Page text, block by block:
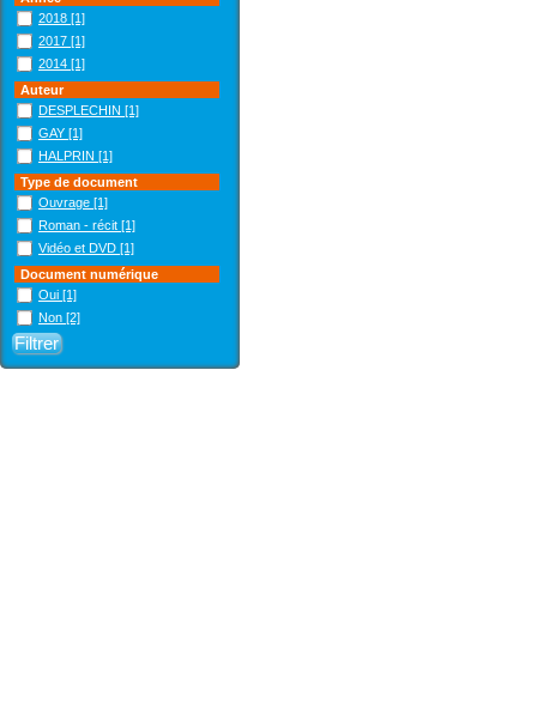
2018 [1]
2017 [1]
2014 [1]
Auteur
DESPLECHIN [1]
GAY [1]
HALPRIN [1]
Type de document
Ouvrage [1]
Roman - récit [1]
Vidéo et DVD [1]
Document numérique
Oui [1]
Non [2]